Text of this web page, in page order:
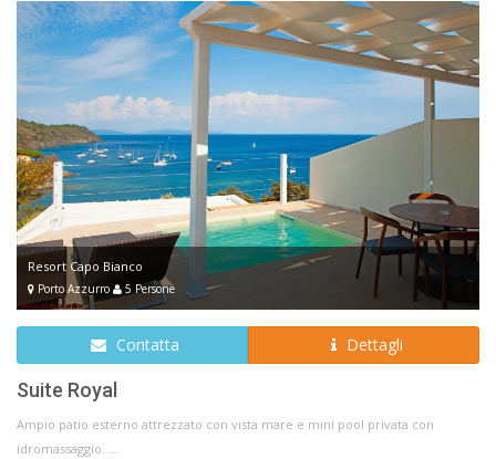
Resort Capo Bianco
Porto Azzurro 5 Persone
Contatta Dettagli
Suite Royal
Ampio patio esterno attrezzato con vista mare e mini pool privata con
idromassaggio. ...